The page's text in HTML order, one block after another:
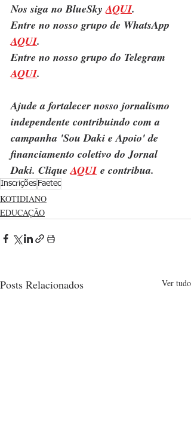
Nos siga no BlueSky AQUI.
Entre no nosso grupo de WhatsApp
AQUI.
Entre no nosso grupo do Telegram
AQUI.
Ajude a fortalecer nosso jornalismo
independente contribuindo com a
campanha 'Sou Daki e Apoio' de
financiamento coletivo do Jornal
Daki. Clique AQUI e contribua.
Inscrições Faetec
KOTIDIANO
EDUCAÇÃO
Posts Relacionados Ver tudo